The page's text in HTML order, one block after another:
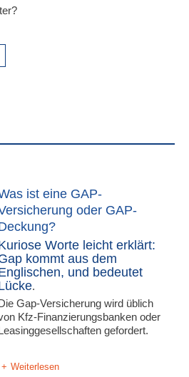
ist eine GAP-
oder GAP-
Worte leicht erklärt:
kommt aus dem
und bedeutet
.
Gap-Versicherung wird üblich
Kfz-Finanzierungsbanken oder
gefordert.
Weiterlesen